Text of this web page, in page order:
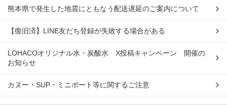
熊本県で発生した地震にともなう配送遅延のご案内について
【復旧済】LINE友だち登録が失敗する場合がある
LOHACOオリジナル水・炭酸水 X投稿キャンペーン 開催の
お知らせ
カヌー・SUP・ミニボート等に関するご注意